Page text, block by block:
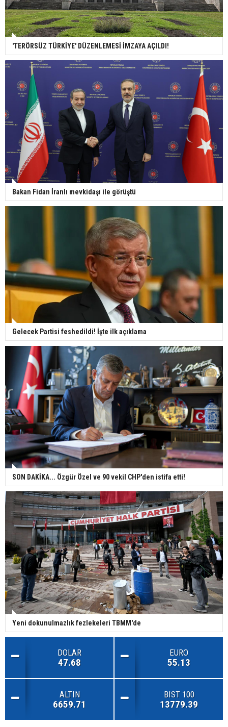
'TERÖRSÜZ TÜRKİYE' DÜZENLEMESİ İMZAYA AÇILDI!
Bakan Fidan İranlı mevkidaşı ile görüştü
Gelecek Partisi feshedildi! İşte ilk açıklama
SON DAKİKA... Özgür Özel ve 90 vekil CHP'den istifa etti!
Yeni dokunulmazlık fezlekeleri TBMM'de
DOLAR
47.68
EURO
55.13
ALTIN
6659.71
BIST 100
13779.39